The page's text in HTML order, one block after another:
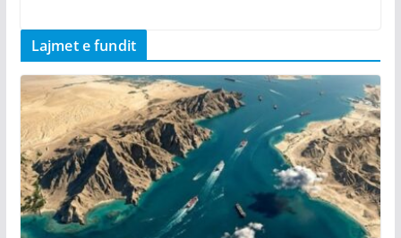
Lajmet e fundit